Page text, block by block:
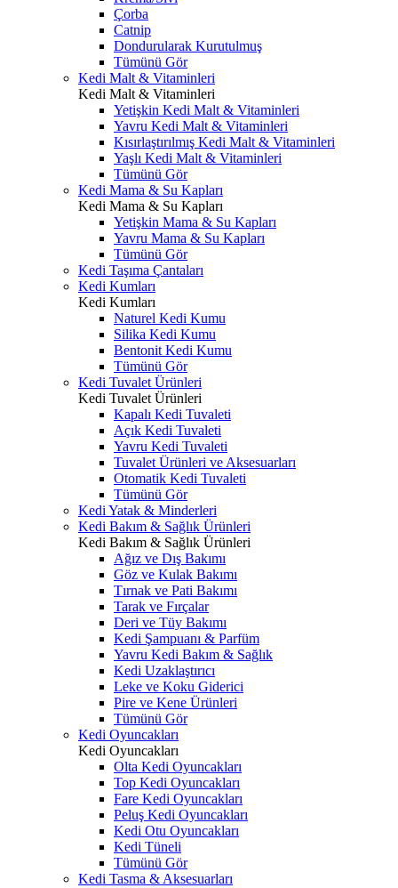
Çorba
Catnip
Dondurularak Kurutulmuş
Tümünü Gör
Kedi Malt & Vitaminleri
Kedi Malt & Vitaminleri
Yetişkin Kedi Malt & Vitaminleri
Yavru Kedi Malt & Vitaminleri
Kısırlaştırılmış Kedi Malt & Vitaminleri
Yaşlı Kedi Malt & Vitaminleri
Tümünü Gör
Kedi Mama & Su Kapları
Kedi Mama & Su Kapları
Yetişkin Mama & Su Kapları
Yavru Mama & Su Kapları
Tümünü Gör
Kedi Taşıma Çantaları
Kedi Kumları
Kedi Kumları
Naturel Kedi Kumu
Silika Kedi Kumu
Bentonit Kedi Kumu
Tümünü Gör
Kedi Tuvalet Ürünleri
Kedi Tuvalet Ürünleri
Kapalı Kedi Tuvaleti
Açık Kedi Tuvaleti
Yavru Kedi Tuvaleti
Tuvalet Ürünleri ve Aksesuarları
Otomatik Kedi Tuvaleti
Tümünü Gör
Kedi Yatak & Minderleri
Kedi Bakım & Sağlık Ürünleri
Kedi Bakım & Sağlık Ürünleri
Ağız ve Dış Bakımı
Göz ve Kulak Bakımı
Tırnak ve Pati Bakımı
Tarak ve Fırçalar
Deri ve Tüy Bakımı
Kedi Şampuanı & Parfüm
Yavru Kedi Bakım & Sağlık
Kedi Uzaklaştırıcı
Leke ve Koku Giderici
Pire ve Kene Ürünleri
Tümünü Gör
Kedi Oyuncakları
Kedi Oyuncakları
Olta Kedi Oyuncakları
Top Kedi Oyuncakları
Fare Kedi Oyuncakları
Peluş Kedi Oyuncakları
Kedi Otu Oyuncakları
Kedi Tüneli
Tümünü Gör
Kedi Tasma & Aksesuarları